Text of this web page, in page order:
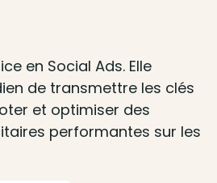
en Social Ads. Elle
de transmettre les clés
et optimiser des
performantes sur les